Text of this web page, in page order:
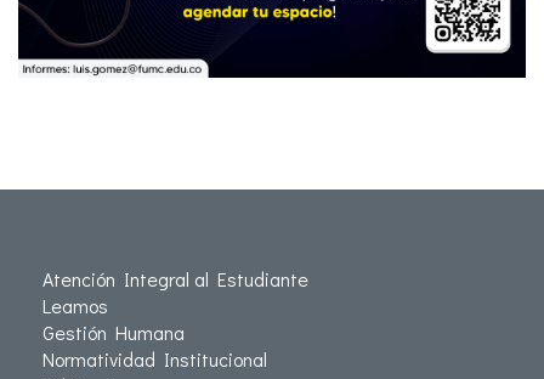
Atención Integral al Estudiante
Leamos
Gestión Humana
Normatividad Institucional